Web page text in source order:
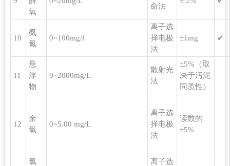
氧
命法
10
氨
氮
0~100mg/l
离子选
择电极
法
±1mg ✔
11
悬
浮
物
0~2000mg/L
散射光
法
±5%（取
决于污泥
同质性）
12
余
氯
0~5.00 mg/L
离子选
择电极
法
读数的
±5%
氯
离子选